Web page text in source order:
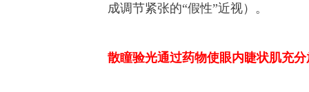
成调节紧张的“假性”近视）。
散瞳验光通过药物使眼内睫状肌充